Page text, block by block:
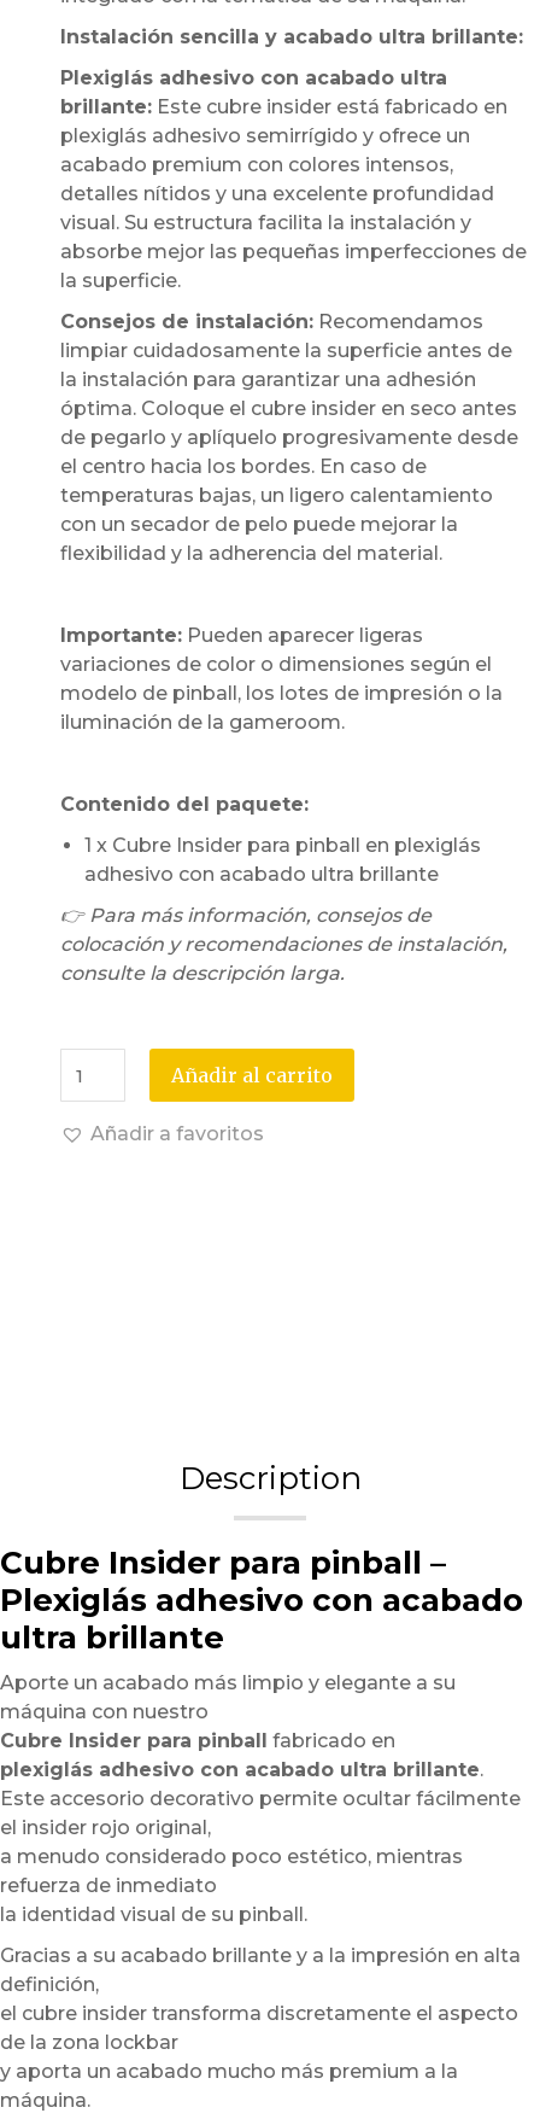
Instalación sencilla y acabado ultra brillante:
Plexiglás adhesivo con acabado ultra
brillante: Este cubre insider está fabricado en
plexiglás adhesivo semirrígido y ofrece un
acabado premium con colores intensos,
detalles nítidos y una excelente profundidad
visual. Su estructura facilita la instalación y
absorbe mejor las pequeñas imperfecciones de
la superficie.
Consejos de instalación: Recomendamos
limpiar cuidadosamente la superficie antes de
la instalación para garantizar una adhesión
óptima. Coloque el cubre insider en seco antes
de pegarlo y aplíquelo progresivamente desde
el centro hacia los bordes. En caso de
temperaturas bajas, un ligero calentamiento
con un secador de pelo puede mejorar la
flexibilidad y la adherencia del material.
Importante: Pueden aparecer ligeras
variaciones de color o dimensiones según el
modelo de pinball, los lotes de impresión o la
iluminación de la gameroom.
Contenido del paquete:
1 x Cubre Insider para pinball en plexiglás
adhesivo con acabado ultra brillante
👉 Para más información, consejos de
colocación y recomendaciones de instalación,
consulte la descripción larga.
Añadir al carrito
Añadir a favoritos
Description
Cubre Insider para pinball –
Plexiglás adhesivo con acabado
ultra brillante
Aporte un acabado más limpio y elegante a su
máquina con nuestro
Cubre Insider para pinball
fabricado en
plexiglás adhesivo con acabado ultra brillante.
Este accesorio decorativo permite ocultar fácilmente
el insider rojo original,
a menudo considerado poco estético, mientras
refuerza de inmediato
la identidad visual de su pinball.
Gracias a su acabado brillante y a la impresión en alta
definición,
el cubre insider transforma discretamente el aspecto
de la zona lockbar
y aporta un acabado mucho más premium a la
máquina.